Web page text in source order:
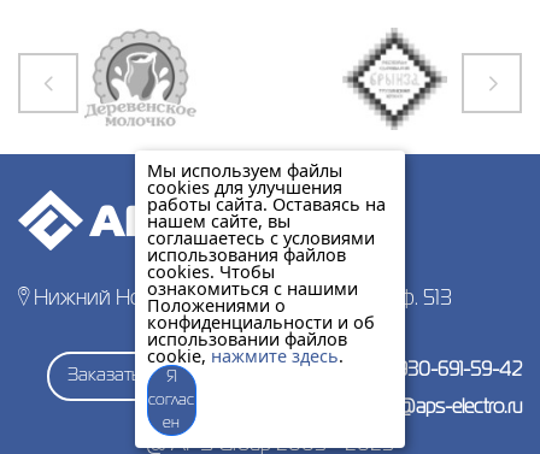
Нижний Новгород, пр-т Гагарина 178, оф. 513
Заказать звонок +7-930-691-59-42
zakaz@aps-electro.ru
@ APS Group 2005 - 2025
Мы используем файлы
cookies для улучшения
работы сайта. Оставаясь на
нашем сайте, вы
соглашаетесь с условиями
использования файлов
cookies. Чтобы
ознакомиться с нашими
Положениями о
конфиденциальности и об
использовании файлов
cookie, нажмите здесь.
Я
соглас
ен